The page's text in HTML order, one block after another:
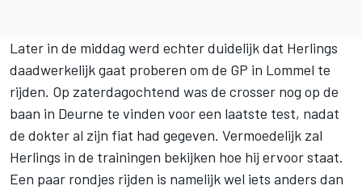
Later in de middag werd echter duidelijk dat Herlings
daadwerkelijk gaat proberen om de GP in Lommel te
rijden. Op zaterdagochtend was de crosser nog op de
baan in Deurne te vinden voor een laatste test, nadat
de dokter al zijn fiat had gegeven. Vermoedelijk zal
Herlings in de trainingen bekijken hoe hij ervoor staat.
Een paar rondjes rijden is namelijk wel iets anders dan